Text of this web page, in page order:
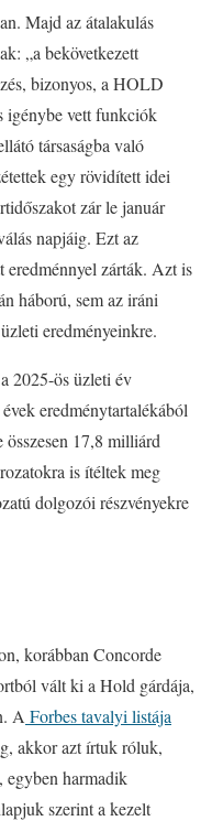
Majd az átalakulás
„a bekövetkezett
bizonyos, a HOLD
igénybe vett funkciók
társaságba való
egy rövidített idei
zár le január
napjáig. Ezt az
zárták. Azt is
háború, sem az iráni
eredményeinkre.
2025-ös üzleti év
eredménytartalékából
összesen 17,8 milliárd
is ítéltek meg
dolgozói részvényekre
korábban Concorde
vált ki a Hold gárdája,
A Forbes tavalyi listája
akkor azt írtuk róluk,
egyben harmadik
szerint a kezelt